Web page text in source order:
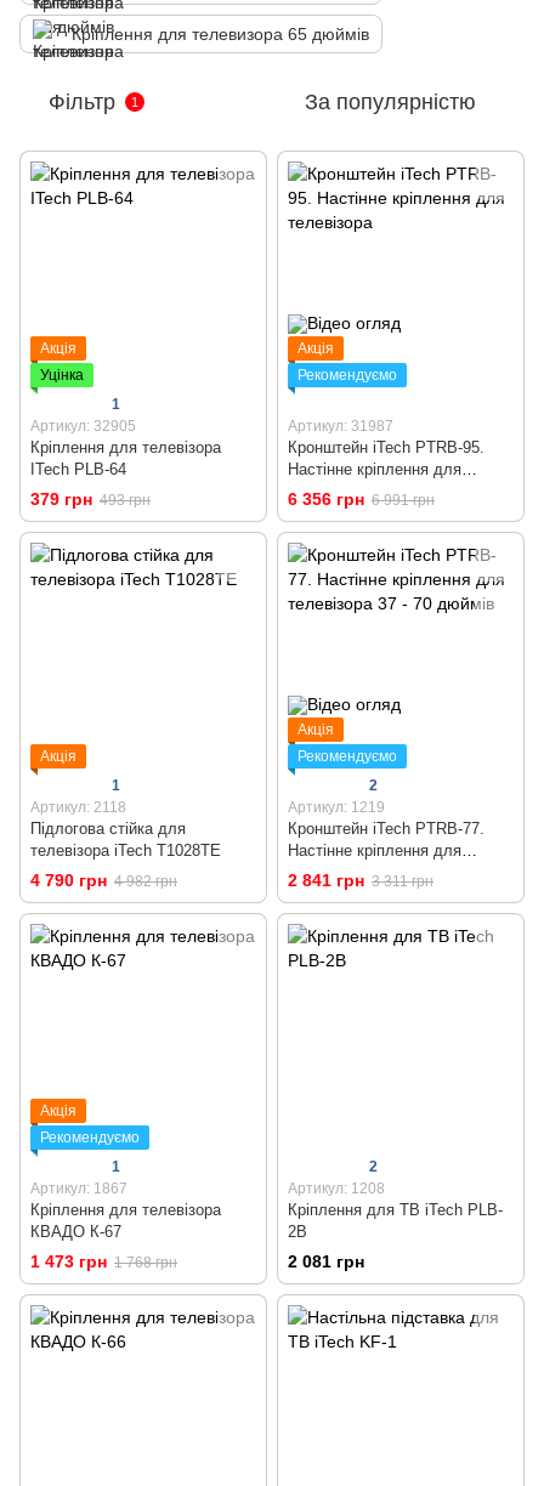
Кріплення для телевизора 65 дюймів
Фільтр 1 За популярністю
Акція
Уцінка
1
Артикул: 32905
Кріплення для телевізора
ITech PLB-64
379 грн 493 грн
Акція
Рекомендуємо
Артикул: 31987
Кронштейн iTech PTRB-95.
Настінне кріплення для
телевізора
6 356 грн 6 991 грн
Акція
1
Артикул: 2118
Підлогова стійка для
телевізора iTech T1028TE
4 790 грн 4 982 грн
Акція
Рекомендуємо
2
Артикул: 1219
Кронштейн iTech PTRB-77.
Настінне кріплення для
телевізора 37 - 70 дюймів
2 841 грн 3 311 грн
Акція
Рекомендуємо
1
Артикул: 1867
Кріплення для телевізора
КВАДО К-67
1 473 грн 1 768 грн
2
Артикул: 1208
Кріплення для ТВ iTech PLB-
2B
2 081 грн